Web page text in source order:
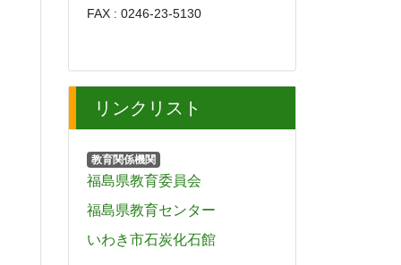
FAX : 0246-23-5130
リンクリスト
教育関係機関
福島県教育委員会
福島県教育センター
いわき市石炭化石館